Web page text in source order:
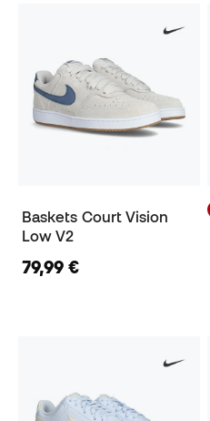
Baskets Court Vision
Low V2
79,99 €